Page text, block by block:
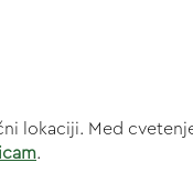
lokaciji. Med
.